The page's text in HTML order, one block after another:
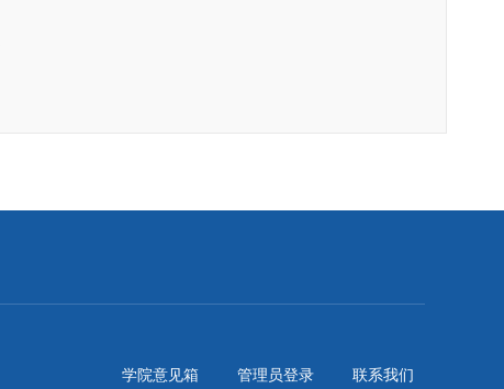
学院意见箱 管理员登录 联系我们